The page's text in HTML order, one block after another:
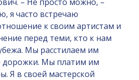
я часто встречаю
к своим артистам и
перед теми, кто к нам
Мы расстилаем им
дорожки. Мы платим им
Я в своей мастерской